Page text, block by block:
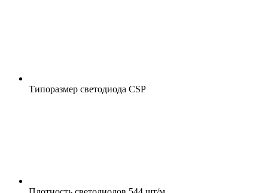
Типоразмер светодиода CSP